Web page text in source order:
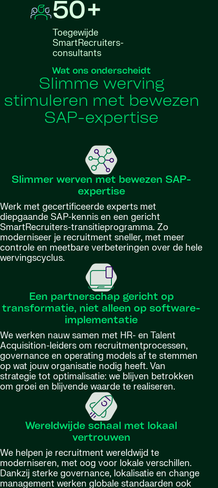
50+
Toegewijde
SmartRecruiters-
consultants
Wat ons onderscheidt
Slimme werving
stimuleren met bewezen
SAP-expertise
Slimmer werven met bewezen SAP-
expertise
Werk met gecertificeerde experts met
diepgaande SAP-kennis en een gericht
SmartRecruiters-transitieprogramma. Zo
moderniseer je recruitment sneller, met meer
controle en meetbare verbeteringen over de hele
wervingscyclus.
Een partnerschap gericht op
transformatie, niet alleen op software-
implementatie
We werken nauw samen met HR- en Talent
Acquisition-leiders om recruitmentprocessen,
governance en operating models af te stemmen
op wat jouw organisatie nodig heeft. Van
strategie tot optimalisatie: we blijven betrokken
om groei en blijvende waarde te realiseren.
Wereldwijde schaal met lokaal
vertrouwen
We helpen je recruitment wereldwijd te
moderniseren, met oog voor lokale verschillen.
Dankzij sterke governance, lokalisatie en change
management werken globale standaarden ook